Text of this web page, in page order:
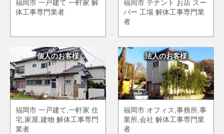
福岡市 一戸建て 一軒家 解
体工事専門業者
福岡市 テナント お店 スー
パー 工場 解体工事専門業
者
個人のお客様
福岡市 一戸建て,一軒家 住
宅,家屋,建物 解体工事専門
業者
法人のお客様
福岡市 オフィス,事務所,事
業所,会社 解体工事専門業
者